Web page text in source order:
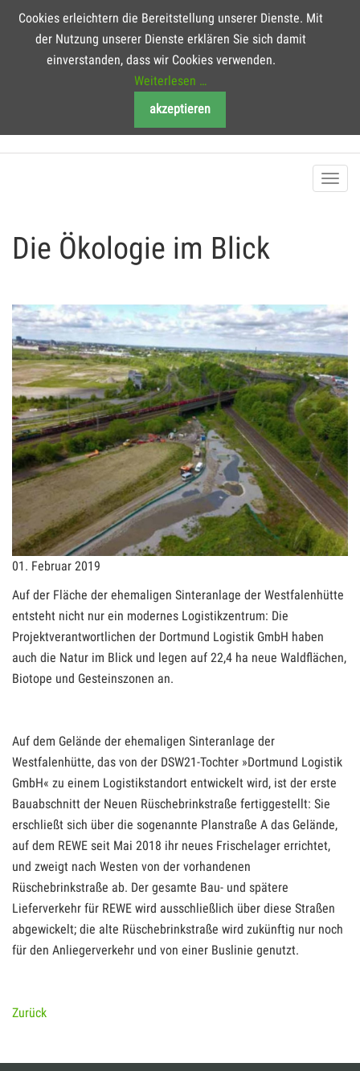
Logistikprojekt Westfalenhütte . Teilflächen
Die Ökologie im Blick
01. Februar 2019
Auf der Fläche der ehemaligen Sinteranlage der Westfalenhütte
entsteht nicht nur ein modernes Logistikzentrum: Die
Projektverantwortlichen der Dortmund Logistik GmbH haben
auch die Natur im Blick und legen auf 22,4 ha neue Waldflächen,
Biotope und Gesteinszonen an.
Auf dem Gelände der ehemaligen Sinteranlage der
Westfalenhütte, das von der DSW21-Tochter »Dortmund Logistik
GmbH« zu einem Logistikstandort entwickelt wird, ist der erste
Bauabschnitt der Neuen Rüschebrinkstraße fertiggestellt: Sie
erschließt sich über die sogenannte Planstraße A das Gelände,
auf dem REWE seit Mai 2018 ihr neues Frischelager errichtet,
und zweigt nach Westen von der vorhandenen
Rüschebrinkstraße ab. Der gesamte Bau- und spätere
Lieferverkehr für REWE wird ausschließlich über diese Straßen
abgewickelt; die alte Rüschebrinkstraße wird zukünftig nur noch
für den Anliegerverkehr und von einer Buslinie genutzt.
Zurück
Cookies erleichtern die Bereitstellung unserer Dienste. Mit
der Nutzung unserer Dienste erklären Sie sich damit
einverstanden, dass wir Cookies verwenden.
Weiterlesen …
akzeptieren